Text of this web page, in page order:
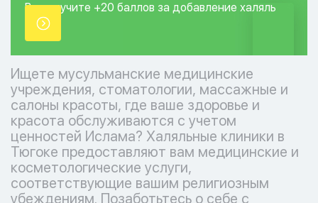
Вы получите +20 баллов за добавление халяль
точки.
Ищете мусульманские медицинские
учреждения, стоматологии, массажные и
салоны красоты, где ваше здоровье и
красота обслуживаются с учетом
ценностей Ислама? Халяльные клиники в
Тюгоке предоставляют вам медицинские и
косметологические услуги,
соответствующие вашим религиозным
убеждениям. Позаботьтесь о себе с